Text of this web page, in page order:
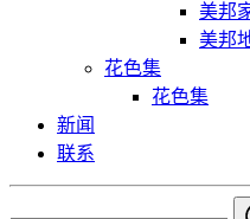
美邦
美邦
花色集
花色集
新闻
联系